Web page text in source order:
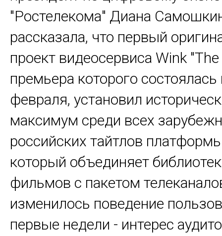
"Ростелекома" Диана
рассказала, что первый
проект видеосервиса Wink
премьера которого состоялась
февраля, установил
максимум среди всех
российских тайтлов
который объединяет
фильмов с пакетом
изменилось поведение
первые недели - интерес